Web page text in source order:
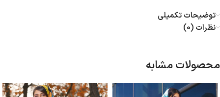
توضیحات تکمیلی
نظرات (0)
محصولات مشابه